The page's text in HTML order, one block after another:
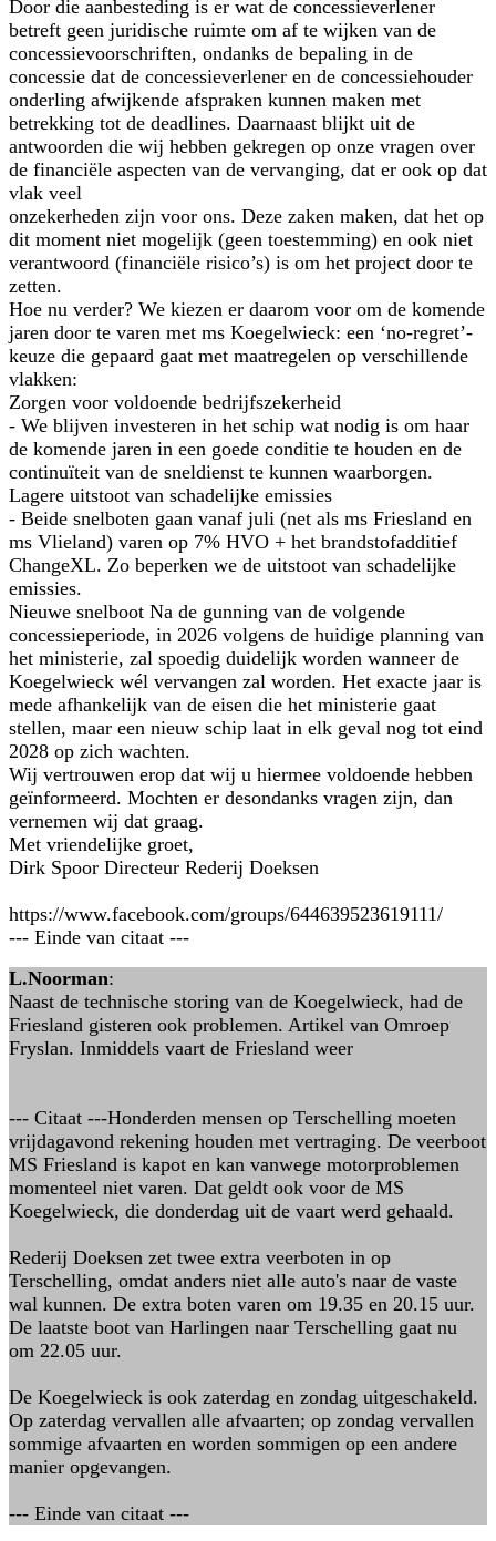
Door die aanbesteding is er wat de concessieverlener
betreft geen juridische ruimte om af te wijken van de
concessievoorschriften, ondanks de bepaling in de
concessie dat de concessieverlener en de concessiehouder
onderling afwijkende afspraken kunnen maken met
betrekking tot de deadlines. Daarnaast blijkt uit de
antwoorden die wij hebben gekregen op onze vragen over
de financiële aspecten van de vervanging, dat er ook op dat
vlak veel
onzekerheden zijn voor ons. Deze zaken maken, dat het op
dit moment niet mogelijk (geen toestemming) en ook niet
verantwoord (financiële risico’s) is om het project door te
zetten.
Hoe nu verder? We kiezen er daarom voor om de komende
jaren door te varen met ms Koegelwieck: een ‘no-regret’-
keuze die gepaard gaat met maatregelen op verschillende
vlakken:
Zorgen voor voldoende bedrijfszekerheid
- We blijven investeren in het schip wat nodig is om haar
de komende jaren in een goede conditie te houden en de
continuïteit van de sneldienst te kunnen waarborgen.
Lagere uitstoot van schadelijke emissies
- Beide snelboten gaan vanaf juli (net als ms Friesland en
ms Vlieland) varen op 7% HVO + het brandstofadditief
ChangeXL. Zo beperken we de uitstoot van schadelijke
emissies.
Nieuwe snelboot Na de gunning van de volgende
concessieperiode, in 2026 volgens de huidige planning van
het ministerie, zal spoedig duidelijk worden wanneer de
Koegelwieck wél vervangen zal worden. Het exacte jaar is
mede afhankelijk van de eisen die het ministerie gaat
stellen, maar een nieuw schip laat in elk geval nog tot eind
2028 op zich wachten.
Wij vertrouwen erop dat wij u hiermee voldoende hebben
geïnformeerd. Mochten er desondanks vragen zijn, dan
vernemen wij dat graag.
Met vriendelijke groet,
Dirk Spoor Directeur Rederij Doeksen
https://www.facebook.com/groups/644639523619111/
--- Einde van citaat ---
L.Noorman:
Naast de technische storing van de Koegelwieck, had de
Friesland gisteren ook problemen. Artikel van Omroep
Fryslan. Inmiddels vaart de Friesland weer
--- Citaat ---Honderden mensen op Terschelling moeten
vrijdagavond rekening houden met vertraging. De veerboot
MS Friesland is kapot en kan vanwege motorproblemen
momenteel niet varen. Dat geldt ook voor de MS
Koegelwieck, die donderdag uit de vaart werd gehaald.
Rederij Doeksen zet twee extra veerboten in op
Terschelling, omdat anders niet alle auto's naar de vaste
wal kunnen. De extra boten varen om 19.35 en 20.15 uur.
De laatste boot van Harlingen naar Terschelling gaat nu
om 22.05 uur.
De Koegelwieck is ook zaterdag en zondag uitgeschakeld.
Op zaterdag vervallen alle afvaarten; op zondag vervallen
sommige afvaarten en worden sommigen op een andere
manier opgevangen.
--- Einde van citaat ---